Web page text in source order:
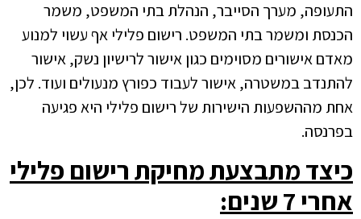
התעופה, מערך הסייבר, הנהלת בתי המשפט, משמר
הכנסת ומשמר בתי המשפט. רישום פלילי אף עשוי למנוע
מאדם אישורים מסוימים כגון אישור לרישיון נשק, אישור
להתנדב במשטרה, אישור לעבוד כפורץ מנעולים ועוד. לכן,
אחת מההשפעות הישירות של רישום פלילי היא פגיעה
בפרנסה.
כיצד מתבצעת מחיקת רישום פלילי
אחרי 7 שנים: